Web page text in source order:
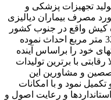
تجهیزات پزشکی و
مصرف بیماران دیالیزی
در سال 1389در جزیره کیش واقع در جنوب کشور
ایران در زمینی به مساحت بالغ بر 32000 متر مربع احداث نموده
خود را براساس آینده
با برترین تولیدات
و مشاورین این
نمود و با امکانات
و رعایت اصول و